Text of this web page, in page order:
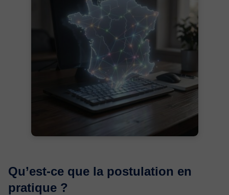
Qu’est-ce que la postulation en
pratique ?